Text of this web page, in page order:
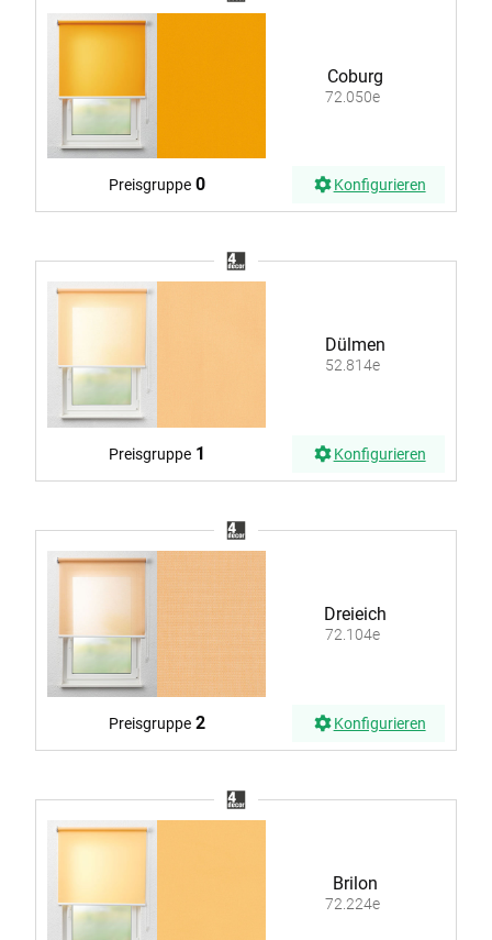
Coburg
72.050e
Preisgruppe 0 Konfigurieren
Dülmen
52.814e
Preisgruppe 1 Konfigurieren
Dreieich
72.104e
Preisgruppe 2 Konfigurieren
Brilon
72.224e